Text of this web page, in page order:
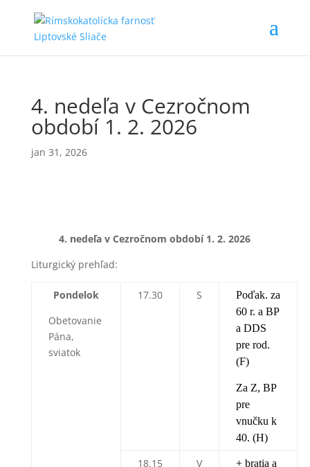
4. nedeľa v Cezročnom
období 1. 2. 2026
jan 31, 2026
4. nedeľa v Cezročnom období 1. 2. 2026
Liturgický prehľad:
Pondelok
Obetovanie
Pána,
sviatok
17.30 S
Poďak. za
60 r. a BP
a DDS
pre rod.
(F)
Za Z, BP
pre
vnučku k
40. (H)
18.15 V
+ bratia a